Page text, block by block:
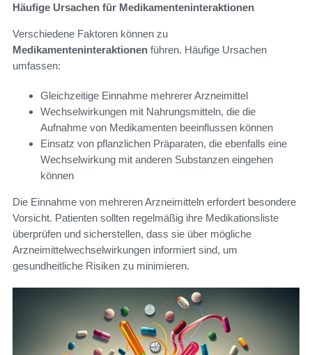
Häufige Ursachen für Medikamenteninteraktionen
Verschiedene Faktoren können zu
Medikamenteninteraktionen führen. Häufige Ursachen
umfassen:
Gleichzeitige Einnahme mehrerer Arzneimittel
Wechselwirkungen mit Nahrungsmitteln, die die
Aufnahme von Medikamenten beeinflussen können
Einsatz von pflanzlichen Präparaten, die ebenfalls eine
Wechselwirkung mit anderen Substanzen eingehen
können
Die Einnahme von mehreren Arzneimitteln erfordert besondere
Vorsicht. Patienten sollten regelmäßig ihre Medikationsliste
überprüfen und sicherstellen, dass sie über mögliche
Arzneimittelwechselwirkungen informiert sind, um
gesundheitliche Risiken zu minimieren.